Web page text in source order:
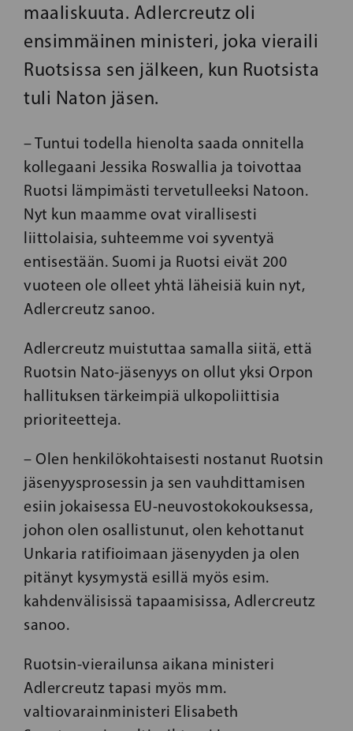
maaliskuuta. Adlercreutz oli
ensimmäinen ministeri, joka vieraili
Ruotsissa sen jälkeen, kun Ruotsista
tuli Naton jäsen.
– Tuntui todella hienolta saada onnitella
kollegaani Jessika Roswallia ja toivottaa
Ruotsi lämpimästi tervetulleeksi Natoon.
Nyt kun maamme ovat virallisesti
liittolaisia, suhteemme voi syventyä
entisestään. Suomi ja Ruotsi eivät 200
vuoteen ole olleet yhtä läheisiä kuin nyt,
Adlercreutz sanoo.
Adlercreutz muistuttaa samalla siitä, että
Ruotsin Nato-jäsenyys on ollut yksi Orpon
hallituksen tärkeimpiä ulkopoliittisia
prioriteetteja.
– Olen henkilökohtaisesti nostanut Ruotsin
jäsenyysprosessin ja sen vauhdittamisen
esiin jokaisessa EU-neuvostokokouksessa,
johon olen osallistunut, olen kehottanut
Unkaria ratifioimaan jäsenyyden ja olen
pitänyt kysymystä esillä myös esim.
kahdenvälisissä tapaamisissa, Adlercreutz
sanoo.
Ruotsin-vierailunsa aikana ministeri
Adlercreutz tapasi myös mm.
valtiovarainministeri Elisabeth